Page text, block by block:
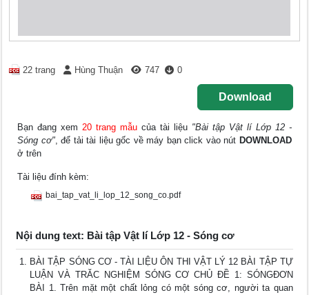
22 trang Hùng Thuận 747 0
Download
Bạn đang xem20 trang mẫu của tài liệu "Bài tập Vật lí Lớp 12 -
Sóng cơ", để tải tài liệu gốc về máy bạn click vào nút DOWNLOAD
ở trên
Tài liệu đính kèm:
bai_tap_vat_li_lop_12_song_co.pdf
Nội dung text: Bài tập Vật lí Lớp 12 - Sóng cơ
BÀI TẬP SÓNG CƠ - TÀI LIỆU ÔN THI VẬT LÝ 12 BÀI TẬP TỰ
LUẬN VÀ TRĂC NGHIỆM SÓNG CƠ CHỦ ĐỀ 1: SÓNGĐƠN
BÀI 1. Trên mặt một chất lỏng có một sóng cơ, người ta quan